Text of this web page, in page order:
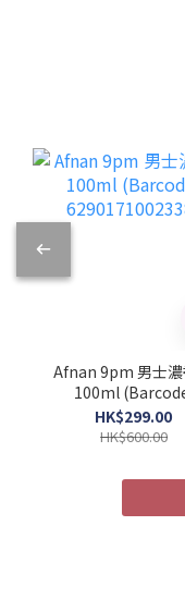
Afnan 9pm 男士濃
100ml
6290171002338)
HK$299.00
HK$600.00